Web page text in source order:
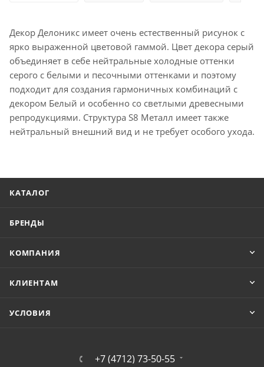
Декор Делоникс имеет очень естественный рисунок с
ярко выраженной цветовой гаммой. Цвет декора серый
объединяет в себе нейтральные холодные оттенки
серого с белыми и песочными оттенками и поэтому
подходит для создания гармоничных комбинаций с
декором Белый и особенно со светлыми древесными
репродукциями. Структура S8 Металл имеет также
нейтральный внешний вид и не требует особого ухода.
КАТАЛОГ
БРЕНДЫ
КОМПАНИЯ
КЛИЕНТАМ
УСЛОВИЯ
+7 (4712) 73-50-55